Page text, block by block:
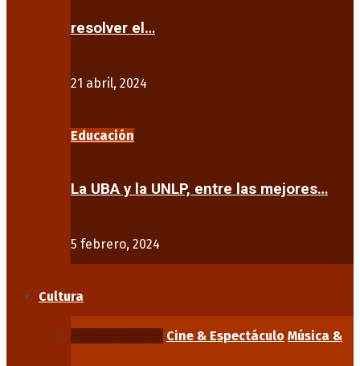
resolver el…
21 abril, 2024
Educación
La UBA y la UNLP, entre las mejores…
5 febrero, 2024
Cultura
Cine & Espectáculo Música &